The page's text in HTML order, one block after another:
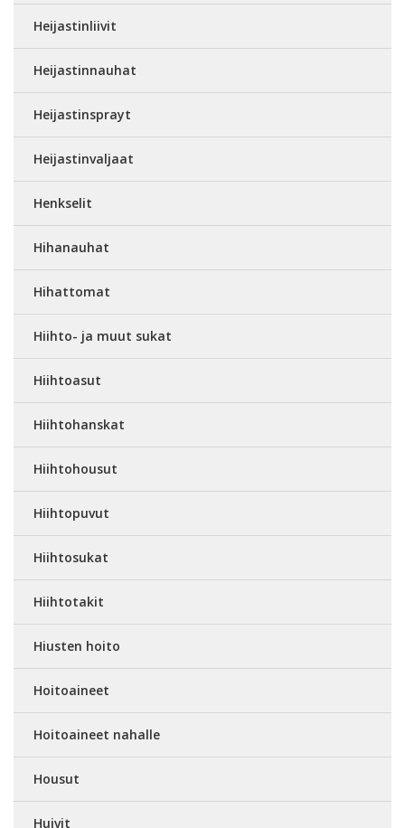
Heijastinliivit
Heijastinnauhat
Heijastinsprayt
Heijastinvaljaat
Henkselit
Hihanauhat
Hihattomat
Hiihto- ja muut sukat
Hiihtoasut
Hiihtohanskat
Hiihtohousut
Hiihtopuvut
Hiihtosukat
Hiihtotakit
Hiusten hoito
Hoitoaineet
Hoitoaineet nahalle
Housut
Huivit